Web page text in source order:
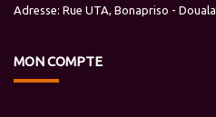
Adresse: Rue UTA, Bonapriso - Douala
MONCOMPTE